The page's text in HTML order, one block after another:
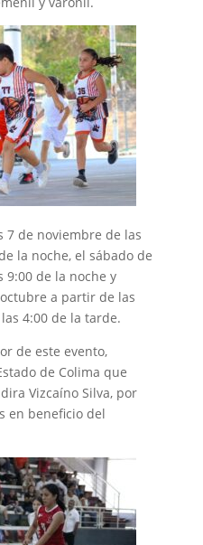
7 de noviembre de las
la noche, el sábado de
9:00 de la noche y
a partir de las
4:00 de la tarde.
de este evento,
de Colima que
Vizcaíno Silva, por
en beneficio del